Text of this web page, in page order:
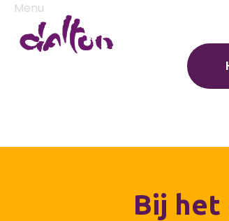
Menu
Bij het